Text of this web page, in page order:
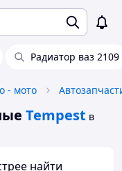
Радиатор ваз 2109
- мото
Tempest в
найти